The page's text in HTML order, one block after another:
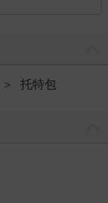
＞ 托特包